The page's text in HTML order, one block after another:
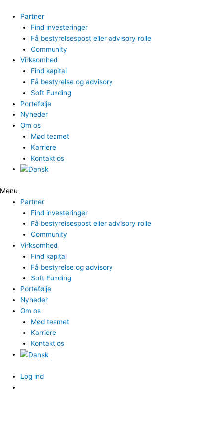
indholdet
Partner
Find investeringer
Få bestyrelsespost eller advisory rolle
Community
Virksomhed
Find kapital
Få bestyrelse og advisory
Soft Funding
Portefølje
Nyheder
Om os
Mød teamet
Karriere
Kontakt os
Menu
Partner
Find investeringer
Få bestyrelsespost eller advisory rolle
Community
Virksomhed
Find kapital
Få bestyrelse og advisory
Soft Funding
Portefølje
Nyheder
Om os
Mød teamet
Karriere
Kontakt os
Log ind